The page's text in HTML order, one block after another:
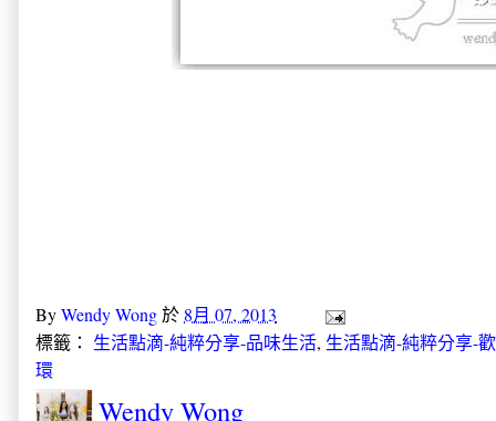
ByWendy Wong於 8月 07, 2013
標籤： 生活點滴-純粹分享-品味生活, 生活點滴-純粹分享-
環
Wendy Wong